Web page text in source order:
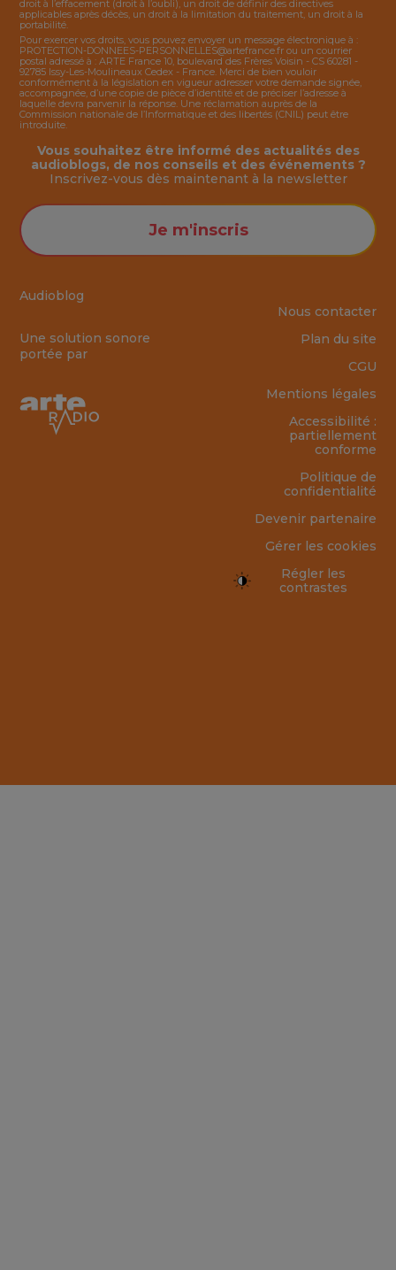
droit à l’effacement (droit à l’oubli), un droit de définir des directives
applicables après décès, un droit à la limitation du traitement, un droit à la
portabilité.
Pour exercer vos droits, vous pouvez envoyer un message électronique à :
PROTECTION-DONNEES-PERSONNELLES@artefrance.fr ou un courrier
postal adressé à : ARTE France 10, boulevard des Frères Voisin - CS 60281 -
92785 Issy-Les-Moulineaux Cedex - France. Merci de bien vouloir
conformément à la législation en vigueur adresser votre demande signée,
accompagnée, d’une copie de pièce d’identité et de préciser l’adresse à
laquelle devra parvenir la réponse. Une réclamation auprès de la
Commission nationale de l’Informatique et des libertés (CNIL) peut être
introduite.
Audioblog
Une solution sonore
portée par
Vous souhaitez être informé des actualités des
audioblogs, de nos conseils et des événements ?
Inscrivez-vous dès maintenant à la newsletter
Je m'inscris
Nous contacter
Plan du site
CGU
Mentions légales
Accessibilité :
partiellement
conforme
Politique de
confidentialité
Devenir partenaire
Gérer les cookies
Régler les
contrastes